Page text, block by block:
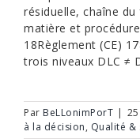
résiduelle, chaîne
matière et
18Règlement (CE)
trois niveaux DLC ≠
Par BeLLonimPorT |
à la décision, Qualité &